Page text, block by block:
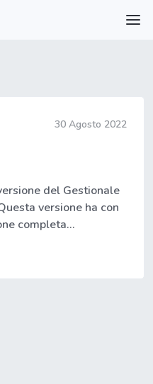
30 Agosto 2022
del Gestionale
versione ha con
completa…